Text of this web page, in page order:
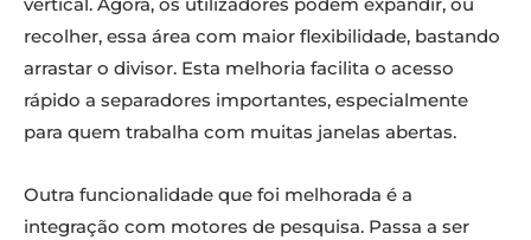
recolher, essa área com maior flexibilidade, bastando
arrastar o divisor. Esta melhoria facilita o acesso
rápido a separadores importantes, especialmente
para quem trabalha com muitas janelas abertas.
Outra funcionalidade que foi melhorada é a
integração com motores de pesquisa. Passa a ser